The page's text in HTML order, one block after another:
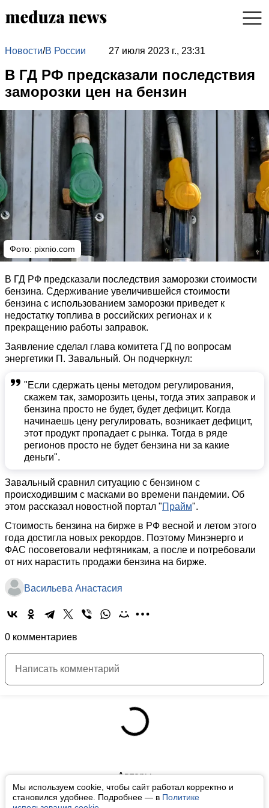
Мы используем cookie, чтобы сайт работал корректно и
становился удобнее. Подробнее — в Политике
Новости/В России 27 июля 2023 г., 23:31
В ГД РФ предсказали последствия
заморозки цен на бензин
Фото: pixnio.com
В ГД РФ предсказали последствия заморозки стоимости
бензина. Сдерживание увеличившейся стоимости
бензина с использованием заморозки приведет к
недостатку топлива в российских регионах и к
прекращению работы заправок.
Заявление сделал глава комитета ГД по вопросам
энергетики П. Завальный. Он подчеркнул:
"Если сдержать цены методом регулирования,
скажем так, заморозить цены, тогда этих заправок и
бензина просто не будет, будет дефицит. Когда
начинаешь цену регулировать, возникает дефицит,
этот продукт пропадает с рынка. Тогда в ряде
регионов просто не будет бензина ни за какие
деньги".
Завальный сравнил ситуацию с бензином с
происходившим с масками во времени пандемии. Об
этом рассказал новостной портал "Прайм".
Стоимость бензина на бирже в РФ весной и летом этого
года достигла новых рекордов. Поэтому Минэнерго и
ФАС посоветовали нефтяникам, а после и потребовали
от них нарастить продажи бензина на бирже.
Васильева Анастасия
0 комментариев
Авторы
О нас